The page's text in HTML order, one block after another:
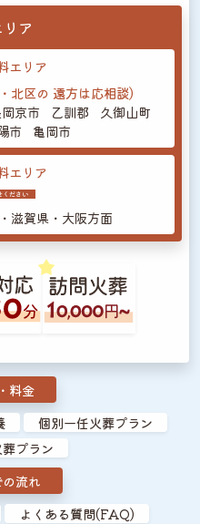
ア
エリア
北区の 遠方は応相談)
京市 乙訓郡
久御山町
市 亀岡市
エリア
ください
滋賀県・大阪方面
料金
個別一任火葬プラン
プラン
流れ
よくある質問(FAQ)